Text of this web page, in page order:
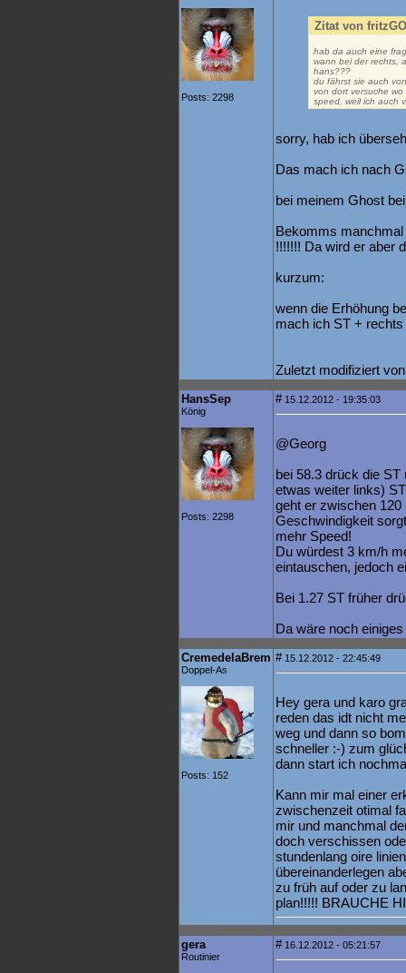
Posts: 2298
Zitat von
hab da auch eine
wann bei der rechts,
hans???
du fährst sie auch
von dort versuche
speed, weil ich auch
sorry, hab ich
Das mach ich nach
bei meinem Ghost
Bekomms
!!!!!!! Da wird er aber
kurzum:
wenn die Erhöhung
mach ich ST + rechts
Zuletzt modifiziert
HansSep
König
Posts: 2298
#15.12.2012 - 19:35:03
@Georg
bei 58.3 drück die ST
etwas weiter links)
geht er zwischen
Geschwindigkeit
mehr Speed!
Du würdest 3 km/h
eintauschen, jedoch
Bei 1.27 ST früher
Da wäre noch
CremedelaBrem
Doppel-As
Posts: 152
#15.12.2012 - 22:45:49
Hey gera und karo
reden das idt nicht
weg und dann so
schneller :-) zum
dann start ich
Kann mir mal einer
zwischenzeit otimal
mir und manchmal
doch verschissen
stundenlang oire
übereinanderlegen
zu früh auf oder zu
plan!!!!! BRAUCHE
gera
Routinier
#16.12.2012 - 05:21:57